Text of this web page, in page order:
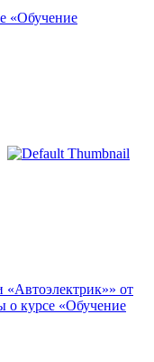
«Обучение
от
о курсе «Обучение